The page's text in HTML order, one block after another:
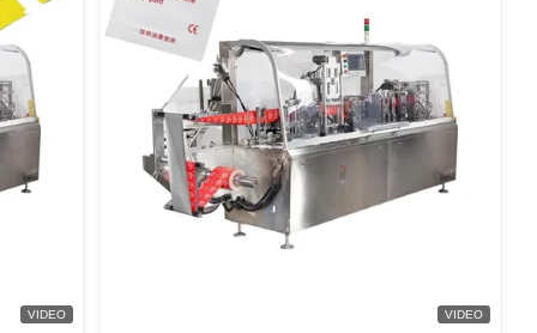
VIDEO
VIDEO